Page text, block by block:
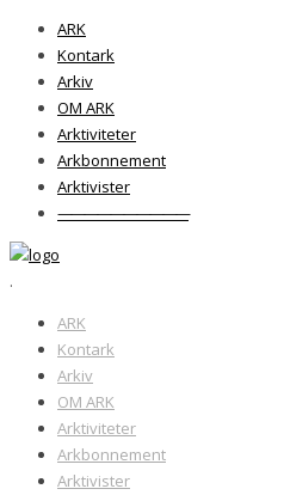
ARK
Kontark
Arkiv
OM ARK
Arktiviteter
Arkbonnement
Arktivister
——————————
.
ARK
Kontark
Arkiv
OM ARK
Arktiviteter
Arkbonnement
Arktivister